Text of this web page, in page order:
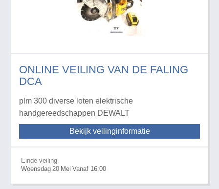
ONLINE VEILING VAN DE FALING
DCA
plm 300 diverse loten elektrische
handgereedschappen DEWALT
Bekijk veilinginformatie
Einde veiling
Woensdag 20 Mei Vanaf 16:00